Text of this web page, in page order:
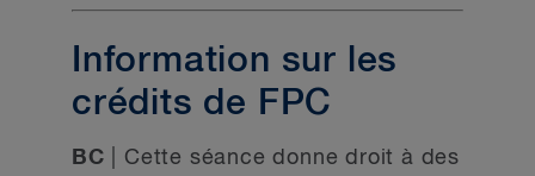
Information sur les
crédits de FPC
BC | Cette séance donne droit à des